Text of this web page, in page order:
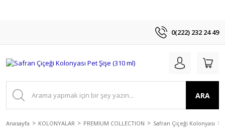
0(222) 232 24 49
ARA
Anasayfa KOLONYALAR PREMIUM COLLECTION Safran Çiçeği Kolonyası